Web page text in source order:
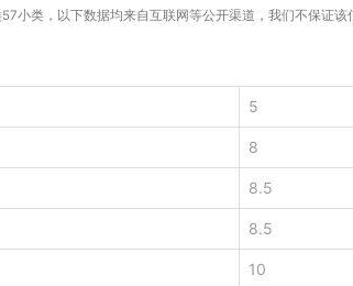
57小类，以下数据均来自互联网等公开渠道，我们不保证该
5
8
8.5
8.5
10